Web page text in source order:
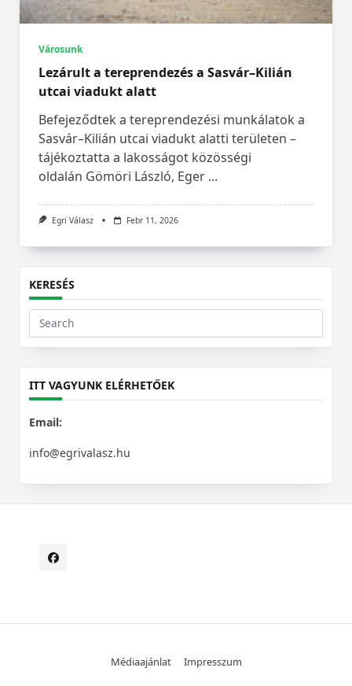
Városunk
Lezárult a tereprendezés a Sasvár–Kilián
utcai viadukt alatt
Befejeződtek a tereprendezési munkálatok a
Sasvár–Kilián utcai viadukt alatti területen –
tájékoztatta a lakosságot közösségi
oldalán Gömöri László, Eger ...
Egri Válasz Febr 11, 2026
KERESÉS
Search
for:
ITT VAGYUNK ELÉRHETŐEK
Email:
info@egrivalasz.hu
Médiaajánlat Impresszum